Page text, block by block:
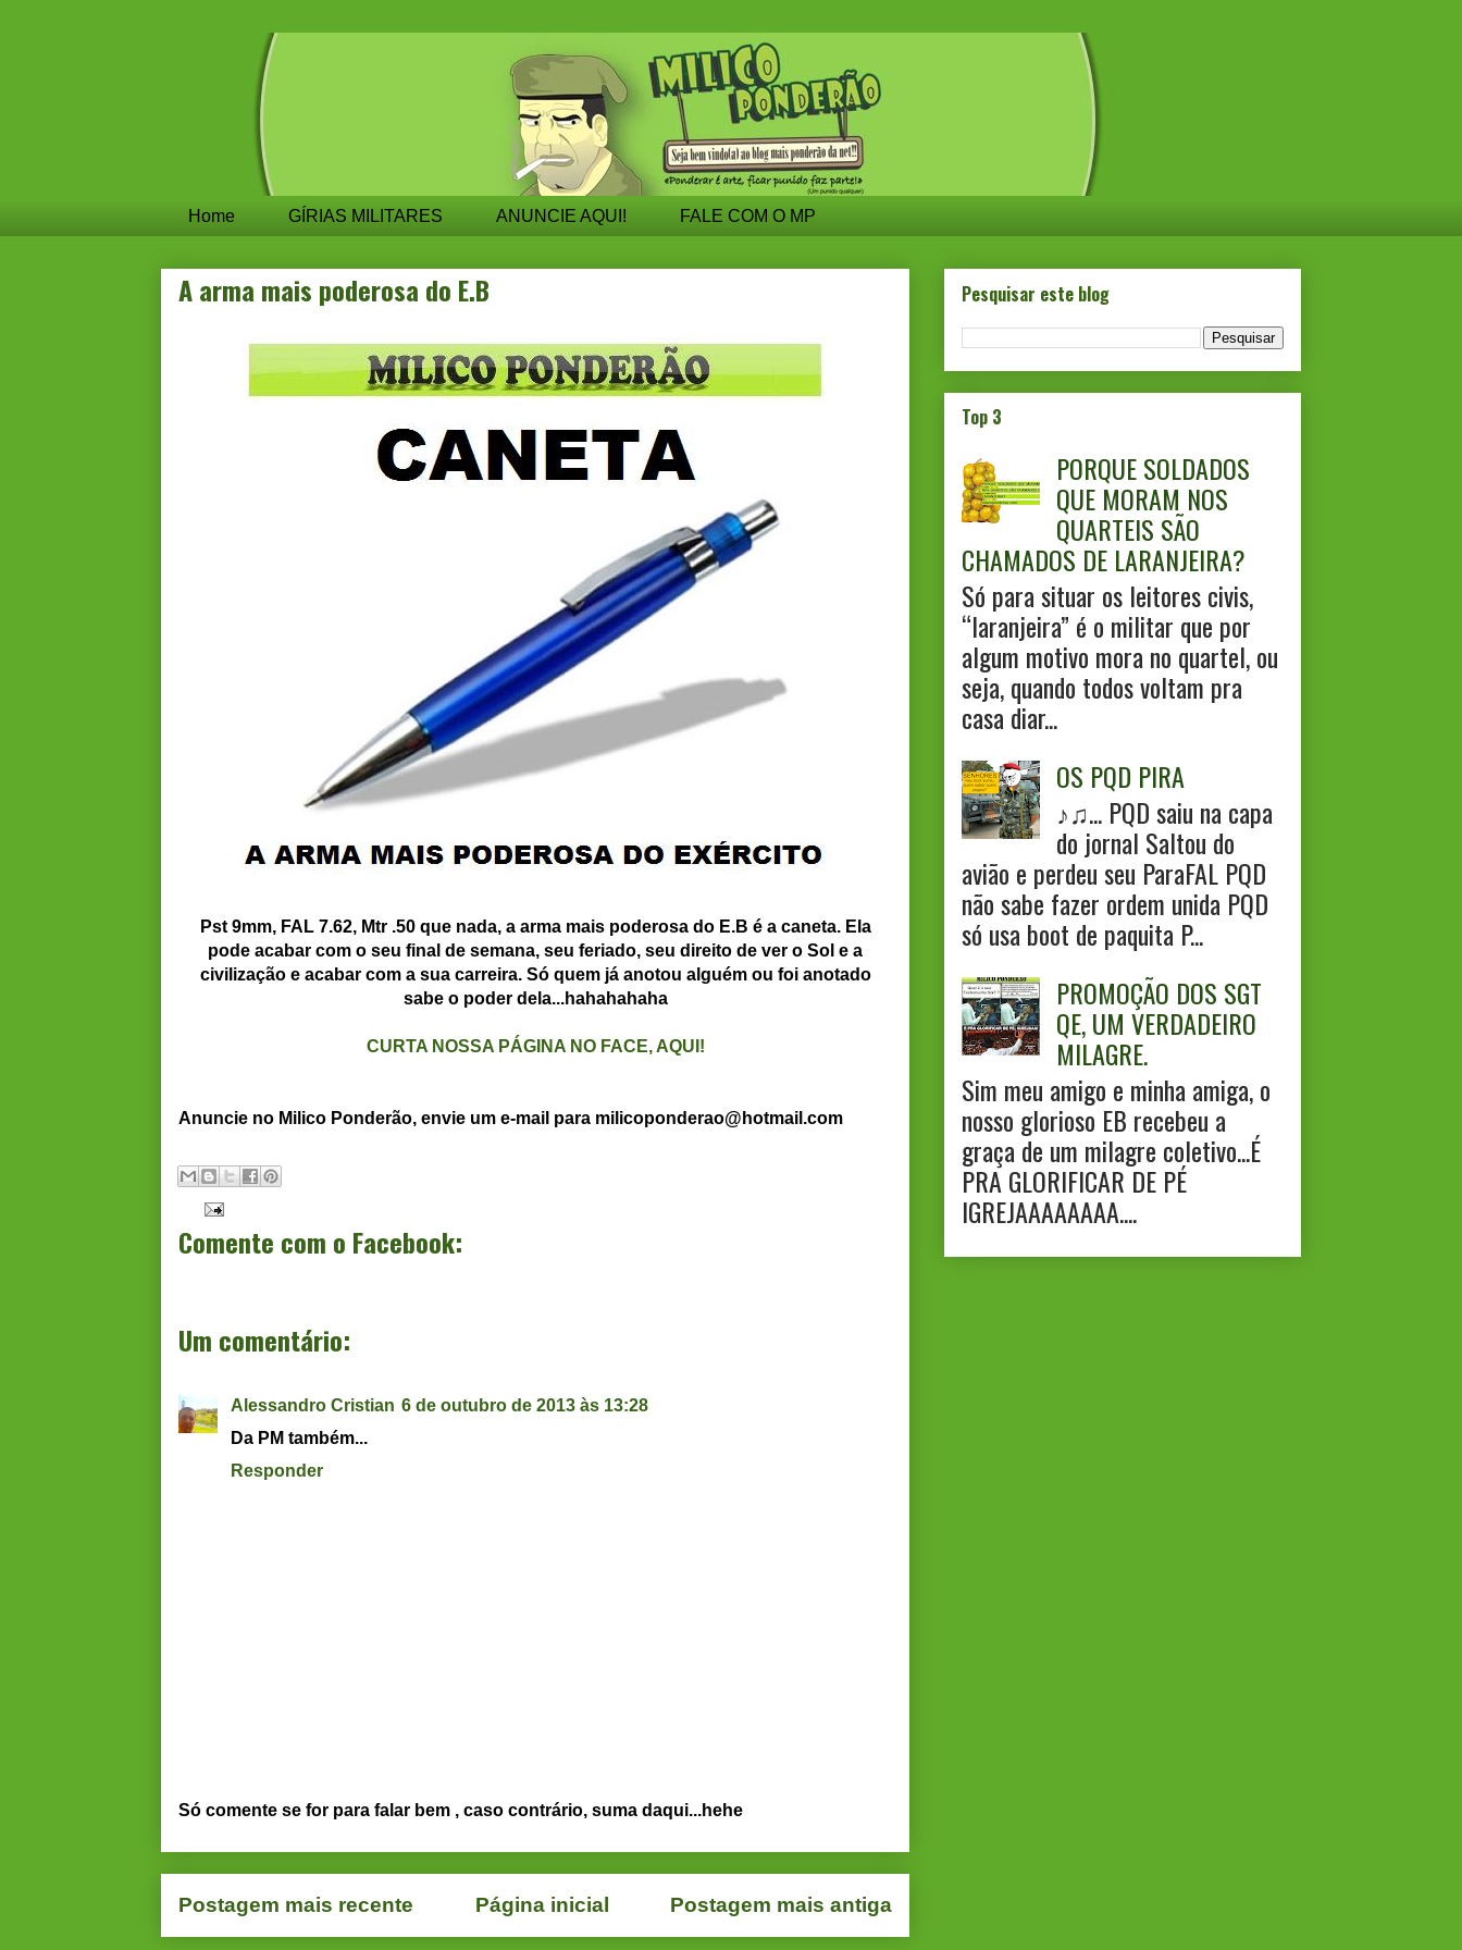
Home GÍRIAS MILITARES ANUNCIE AQUI! FALE COM O MP
A arma mais poderosa do E.B
Pst 9mm, FAL 7.62, Mtr .50 que nada, a arma mais poderosa do E.B é a caneta. Ela
pode acabar com o seu final de semana, seu feriado, seu direito de ver o Sol e a
civilização e acabar com a sua carreira. Só quem já anotou alguém ou foi anotado
sabe o poder dela...hahahahaha
CURTA NOSSA PÁGINA NO FACE, AQUI!
Anuncie no Milico Ponderão, envie um e-mail para milicoponderao@hotmail.com
Comente com o Facebook:
Um comentário:
Alessandro Cristian 6 de outubro de 2013 às 13:28
Da PM também...
Responder
Só comente se for para falar bem , caso contrário, suma daqui...hehe
Postagem mais recente Postagem mais antiga
Página inicial
Pesquisar este blog
Top 3
PORQUE SOLDADOS
QUE MORAM NOS
QUARTEIS SÃO
CHAMADOS DE LARANJEIRA?
Só para situar os leitores civis,
“laranjeira” é o militar que por
algum motivo mora no quartel, ou
seja, quando todos voltam pra
casa diar...
OS PQD PIRA
♪♫... PQD saiu na capa
do jornal Saltou do
avião e perdeu seu ParaFAL PQD
não sabe fazer ordem unida PQD
só usa boot de paquita P...
PROMOÇÃO DOS SGT
QE, UM VERDADEIRO
MILAGRE.
Sim meu amigo e minha amiga, o
nosso glorioso EB recebeu a
graça de um milagre coletivo...É
PRA GLORIFICAR DE PÉ
IGREJAAAAAAAA....